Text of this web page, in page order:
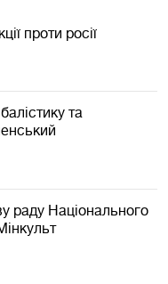
проти росії
та
раду Національного